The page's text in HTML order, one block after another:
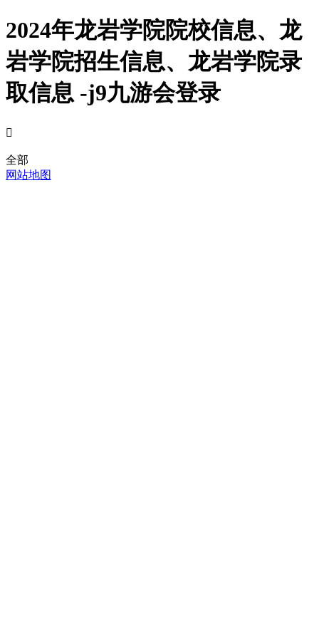
2024年龙岩学院院校信息、龙
岩学院招生信息、龙岩学院录
取信息 -j9九游会登录

全部
网站地图